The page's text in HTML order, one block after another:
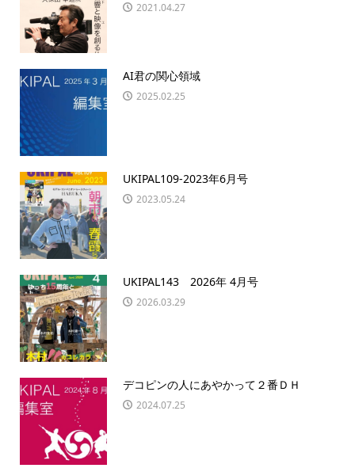
2021.04.27
AI君の関心領域
2025.02.25
UKIPAL109-2023年6月号
2023.05.24
UKIPAL143 2026年 4月号
2026.03.29
デコピンの人にあやかって２番ＤＨ
2024.07.25